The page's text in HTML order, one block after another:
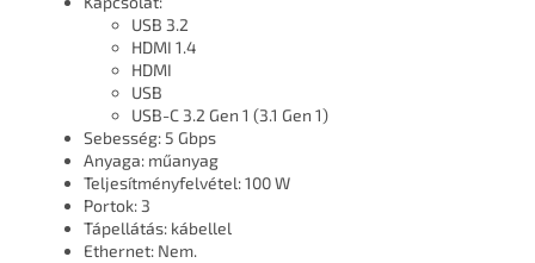
USB 3.2
HDMI 1.4
HDMI
USB
USB-C 3.2 Gen 1 (3.1 Gen 1)
Sebesség: 5 Gbps
Anyaga: műanyag
Teljesítményfelvétel: 100 W
Portok: 3
Tápellátás: kábellel
Ethernet: Nem.